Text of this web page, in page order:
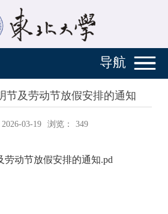
导航
节及劳动节放假安排的通知
03-19 浏览： 349
劳动节放假安排的通知.pd